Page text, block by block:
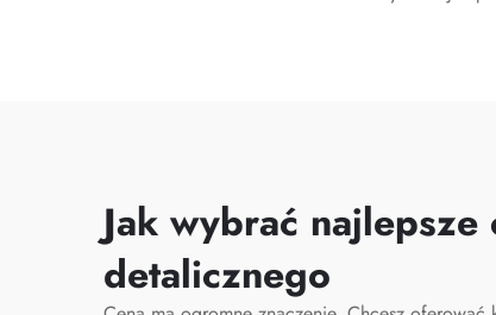
Jak wybrać
detalicznego